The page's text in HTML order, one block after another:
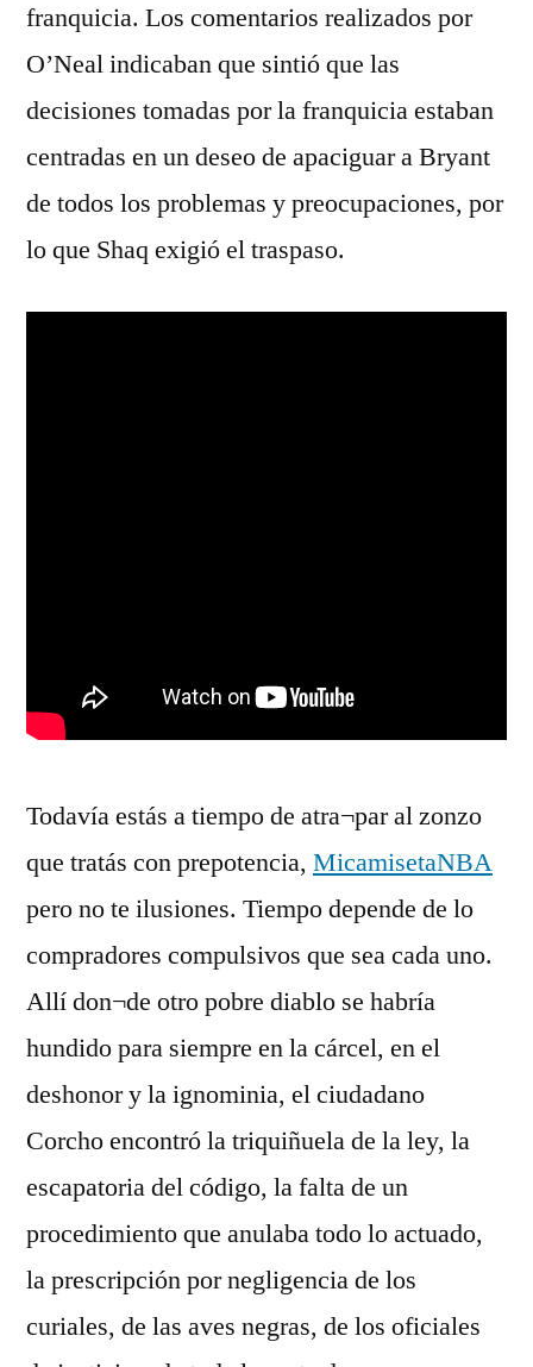
franquicia. Los comentarios realizados por
O’Neal indicaban que sintió que las
decisiones tomadas por la franquicia estaban
centradas en un deseo de apaciguar a Bryant
de todos los problemas y preocupaciones, por
lo que Shaq exigió el traspaso.
Todavía estás a tiempo de atra¬par al zonzo
que tratás con prepotencia, MicamisetaNBA
pero no te ilusiones. Tiempo depende de lo
compradores compulsivos que sea cada uno.
Allí don¬de otro pobre diablo se habría
hundido para siempre en la cárcel, en el
deshonor y la ignominia, el ciudadano
Corcho encontró la triquiñuela de la ley, la
escapatoria del código, la falta de un
procedimiento que anulaba todo lo actuado,
la prescripción por negligencia de los
curiales, de las aves negras, de los oficiales